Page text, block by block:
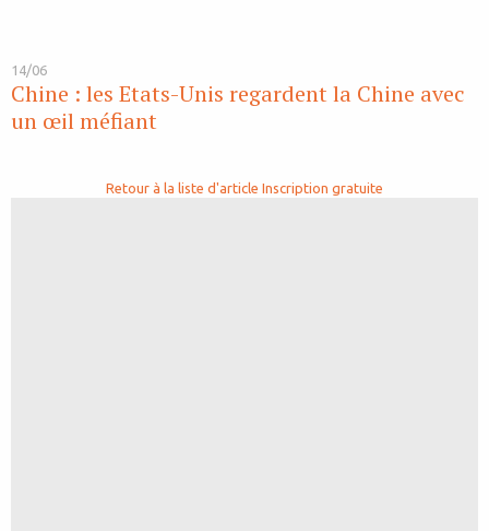
14/06
Chine : les Etats-Unis regardent la Chine avec
un œil méfiant
Retour à la liste d'article Inscription gratuite